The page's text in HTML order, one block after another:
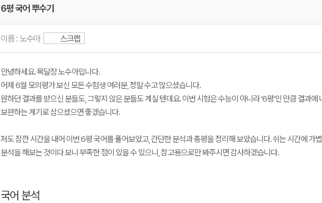
6평 국어 뿌수기
이름 : 노수아 스크랩
안녕하세요. 목달장 노수아입니다.
어제 6월 모의평가 보신 모든 수험생 여러분, 정말 수고 많으셨습니다.
원하던 결과를 받으신 분들도, 그렇지 않은 분들도 계실 텐데요. 이번 시험은 수능이 아니라 ‘6평’인 만큼 결과
보완하는 계기로 삼으셨으면 좋겠습니다.
저도 잠깐 시간을 내어 이번 6평 국어를 풀어보았고, 간단한 분석과 총평을 정리해 보았습니다. 쉬는 시간에 가
분석을 해보는 것이다 보니 부족한 점이 있을 수 있으니, 참고용으로만 봐주시면 감사하겠습니다.
국어 분석